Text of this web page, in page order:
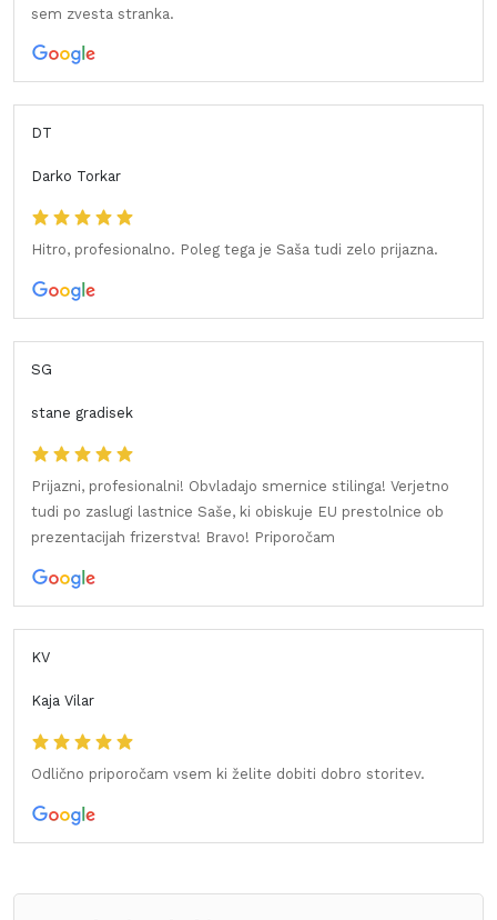
sem zvesta stranka.
DT
Darko Torkar
Hitro, profesionalno. Poleg tega je Saša tudi zelo prijazna.
SG
stane gradisek
Prijazni, profesionalni! Obvladajo smernice stilinga! Verjetno
tudi po zaslugi lastnice Saše, ki obiskuje EU prestolnice ob
prezentacijah frizerstva! Bravo! Priporočam
KV
Kaja Vilar
Odlično priporočam vsem ki želite dobiti dobro storitev.